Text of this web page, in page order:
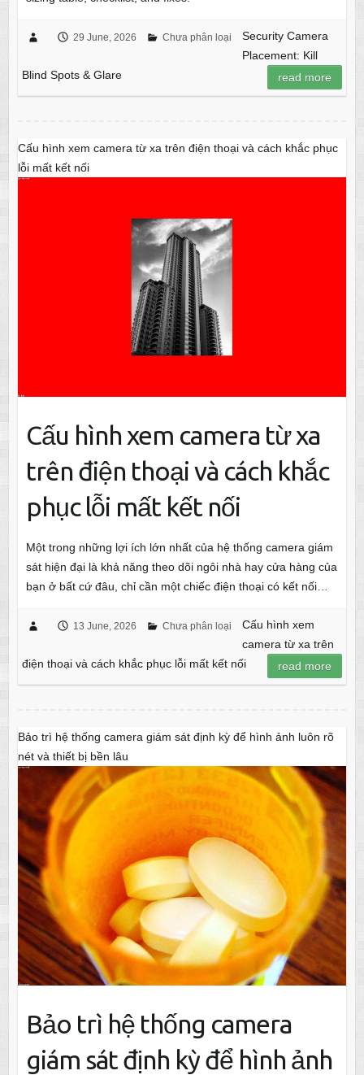
29 June, 2026 Chưa phân loại
Security Camera
Placement: Kill
Blind Spots & Glare
read more
Cấu hình xem camera từ xa trên điện thoại và cách khắc phục
lỗi mất kết nối
Cấu hình xem camera từ xa
trên điện thoại và cách khắc
phục lỗi mất kết nối
Một trong những lợi ích lớn nhất của hệ thống camera giám
sát hiện đại là khả năng theo dõi ngôi nhà hay cửa hàng của
bạn ở bất cứ đâu, chỉ cần một chiếc điện thoại có kết nối…
13 June, 2026 Chưa phân loại
Cấu hình xem
camera từ xa trên
điện thoại và cách khắc phục lỗi mất kết nối
read more
Bảo trì hệ thống camera giám sát định kỳ để hình ảnh luôn rõ
nét và thiết bị bền lâu
Bảo trì hệ thống camera
giám sát định kỳ để hình ảnh